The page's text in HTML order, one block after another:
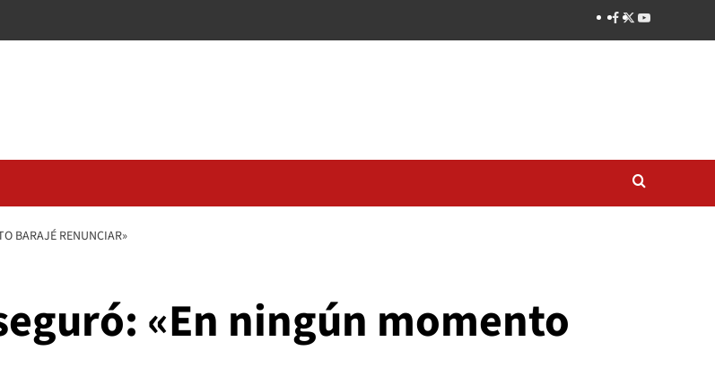
BARAJÉ RENUNCIAR»
«En ningún momento